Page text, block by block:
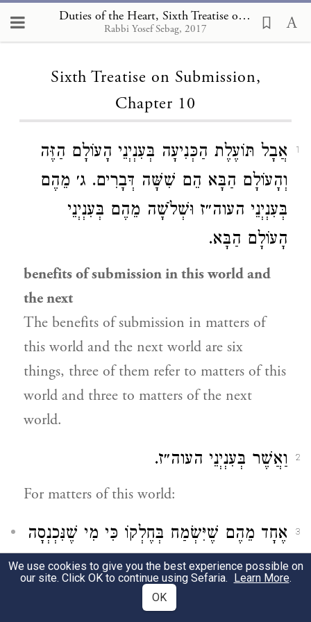
Duties of the Heart, Sixth Treatise on Submission 10
Rabbi Yosef Sebag, 2017
Loading...
Sixth Treatise on Submission,
Chapter 10
1
אֲבָל תּוֹעֶלֶת הַכְּנִיעָה בְּעִנְיְנֵי הָעוֹלָם הַזֶּה
וְהָעוֹלָם הַבָּא הֵם שִׁשָּׁה דְּבָרִים. ג׳ מֵהֶם
בְּעִנְיְנֵי העוה״ז וּשְׁלֹשָׁה מֵהֶם בְּעִנְיְנֵי
הָעוֹלָם הַבָּא.
benefits of submission in this world and
the next
The benefits of submission in matters of
this world and the next world are six
things, three of them refer to matters of this
world and three to matters of the next
world.
2 וַאֲשֶׁר בְּעִנְיְנֵי העוה״ז.
For matters of this world:
3
אֶחָד מֵהֶם שֶׁיִּשְׂמַח בְּחֶלְקוֹ כִּי מִי שֶׁנִּכְנְסָה
בּוֹ הַגַּאֲוָה וְהַגְּדֻלָּה אֵין הָעוֹלָם וְכָל אֲשֶׁר
בּוֹ מַסְפִּיק לוֹ לְכַלְכָּלָתוֹ לְגֹבַהּ לִבּוֹ וּבְזוֹתוֹ
We use cookies to give you the best experience possible on
our site. Click OK to continue using Sefaria. Learn More.
OK